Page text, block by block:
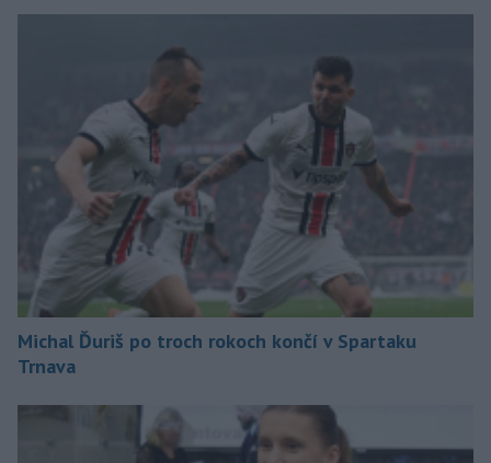
Michal Ďuriš po troch rokoch končí v Spartaku
Trnava